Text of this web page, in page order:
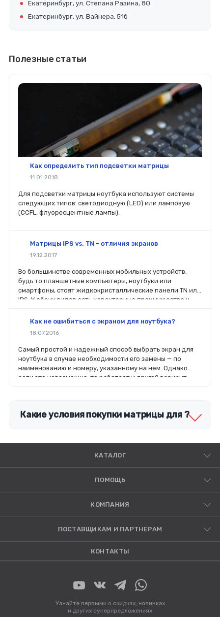
Екатеринбург, ул. Степана Разина, 80
Екатеринбург, ул. Вайнера, 51б
Полезные статьи
Как определить тип подсветки матрицы
11.01.2018
Для подсветки матрицы ноутбука используют системы
следующих типов: светодиодную (LED) или ламповую
(CCFL, флуоресцентные лампы).
Матрицы IPS vs. TN - отличия экранов
19.12.2017
Во большинстве современных мобильных устройств,
будь то планшетные компьютеры, ноутбуки или
смартфоны, стоят жидкокристаллические панели TN или
IPS. У обоих видов есть характерные преимущества и
лучше отдать предпочтение тому или иному дисплею.
Как не ошибиться с экраном для ноутбука?
18.07.2016
Самый простой и надежный способ выбрать экран для
ноутбука в случае необходимости его замены — по
наименованию и номеру, указанному на нем. Однако
если это невозможно, то работает и другой вариант —
Какие условия покупки матрицы для ?
КАТАЛОГ
ПОМОЩЬ
КОМПАНИЯ
ПОСТАВЩИКАМ И ПАРТНЕРАМ
КОНТАКТЫ
Узнайте первыми о скидках, новинках
и других суперпредложениях